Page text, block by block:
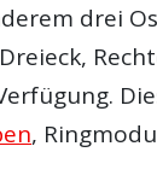
drei
,